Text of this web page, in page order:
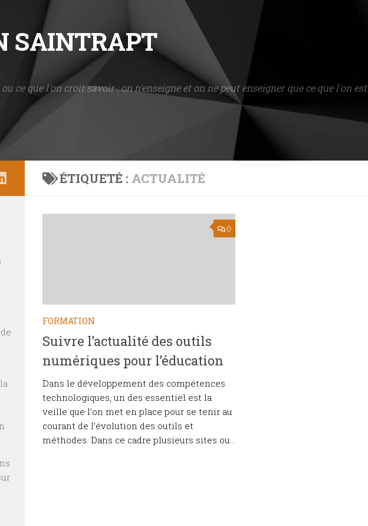
SAINTRAPT
ce que l'on croit savoir : on n'enseigne et on ne peut enseigner que ce que l'on est.
ÉTIQUETÉ : ACTUALITÉ
0
FORMATION
Suivre l’actualité des outils
numériques pour l’éducation
Dans le développement des compétences
technologiques, un des essentiel est la
veille que l’on met en place pour se tenir au
courant de l’évolution des outils et
méthodes. Dans ce cadre plusieurs sites ou...